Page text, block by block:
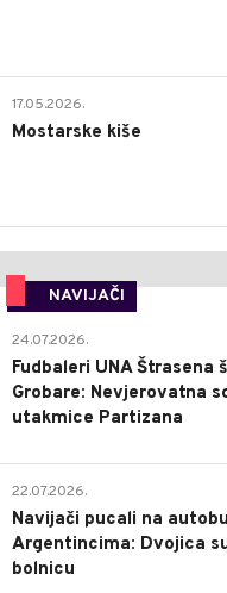
17.05.2026.
Mostarske kiše
NAVIJAČI
24.07.2026.
Fudbaleri UNA Štrasena
Grobare: Nevjerovatna
utakmice Partizana
22.07.2026.
Navijači pucali na
Argentincima: Dvojica
bolnicu